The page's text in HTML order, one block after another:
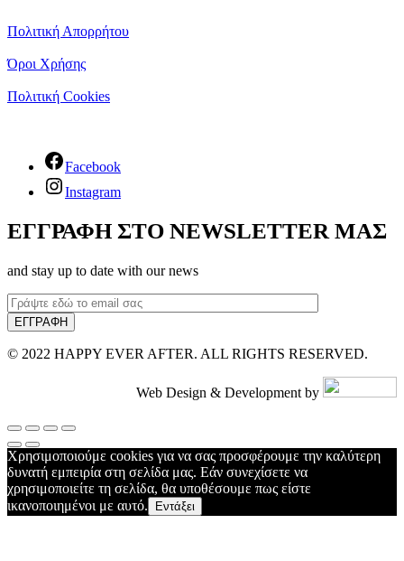
Πολιτική Απορρήτου
Όροι Χρήσης
Πολιτική Cookies
Facebook
Instagram
ΕΓΓΡΑΦΗ ΣΤΟ NEWSLETTER ΜΑΣ
and stay up to date with our news
© 2022 HAPPY EVER AFTER. ALL RIGHTS RESERVED.
Web Design & Development by
Χρησιμοποιούμε cookies για να σας προσφέρουμε την καλύτερη
δυνατή εμπειρία στη σελίδα μας. Εάν συνεχίσετε να
χρησιμοποιείτε τη σελίδα, θα υποθέσουμε πως είστε
ικανοποιημένοι με αυτό.
Εντάξει